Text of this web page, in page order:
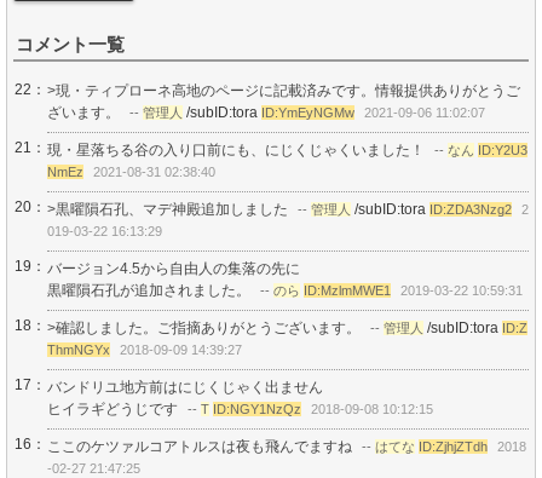
コメント一覧
22： >現・ティプローネ高地のページに記載済みです。情報提供ありがとうご
ざいます。
-- 管理人 /subID:tora ID:YmEyNGMw 2021-09-06 11:02:07
21： 現・星落ちる谷の入り口前にも、にじくじゃくいました！ -- なん ID:Y2U3
NmEz
2021-08-31 02:38:40
20： >黒曜隕石孔、マデ神殿追加しました -- 管理人 /subID:tora ID:ZDA3Nzg2
2
019-03-22 16:13:29
19： バージョン4.5から自由人の集落の先に
黒曜隕石孔が追加されました。
-- のら ID:MzlmMWE1 2019-03-22 10:59:31
18： >確認しました。ご指摘ありがとうございます。 -- 管理人 /subID:tora ID:Z
ThmNGYx
2018-09-09 14:39:27
17： バンドリユ地方前はにじくじゃく出ません
ヒイラギどうじです
-- T ID:NGY1NzQz 2018-09-08 10:12:15
16： ここのケツァルコアトルスは夜も飛んでますね -- はてな ID:ZjhjZTdh
2018
-02-27 21:47:25